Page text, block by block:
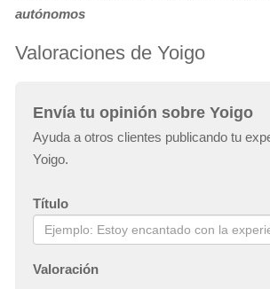
autónomos
Valoraciones de Yoigo
Envía tu opinión sobre Yoigo
Ayuda a otros clientes publicando tu
Yoigo.
Título
Valoración